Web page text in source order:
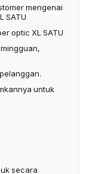
mengenai
SATU
optic XL SATU
untuk
secara